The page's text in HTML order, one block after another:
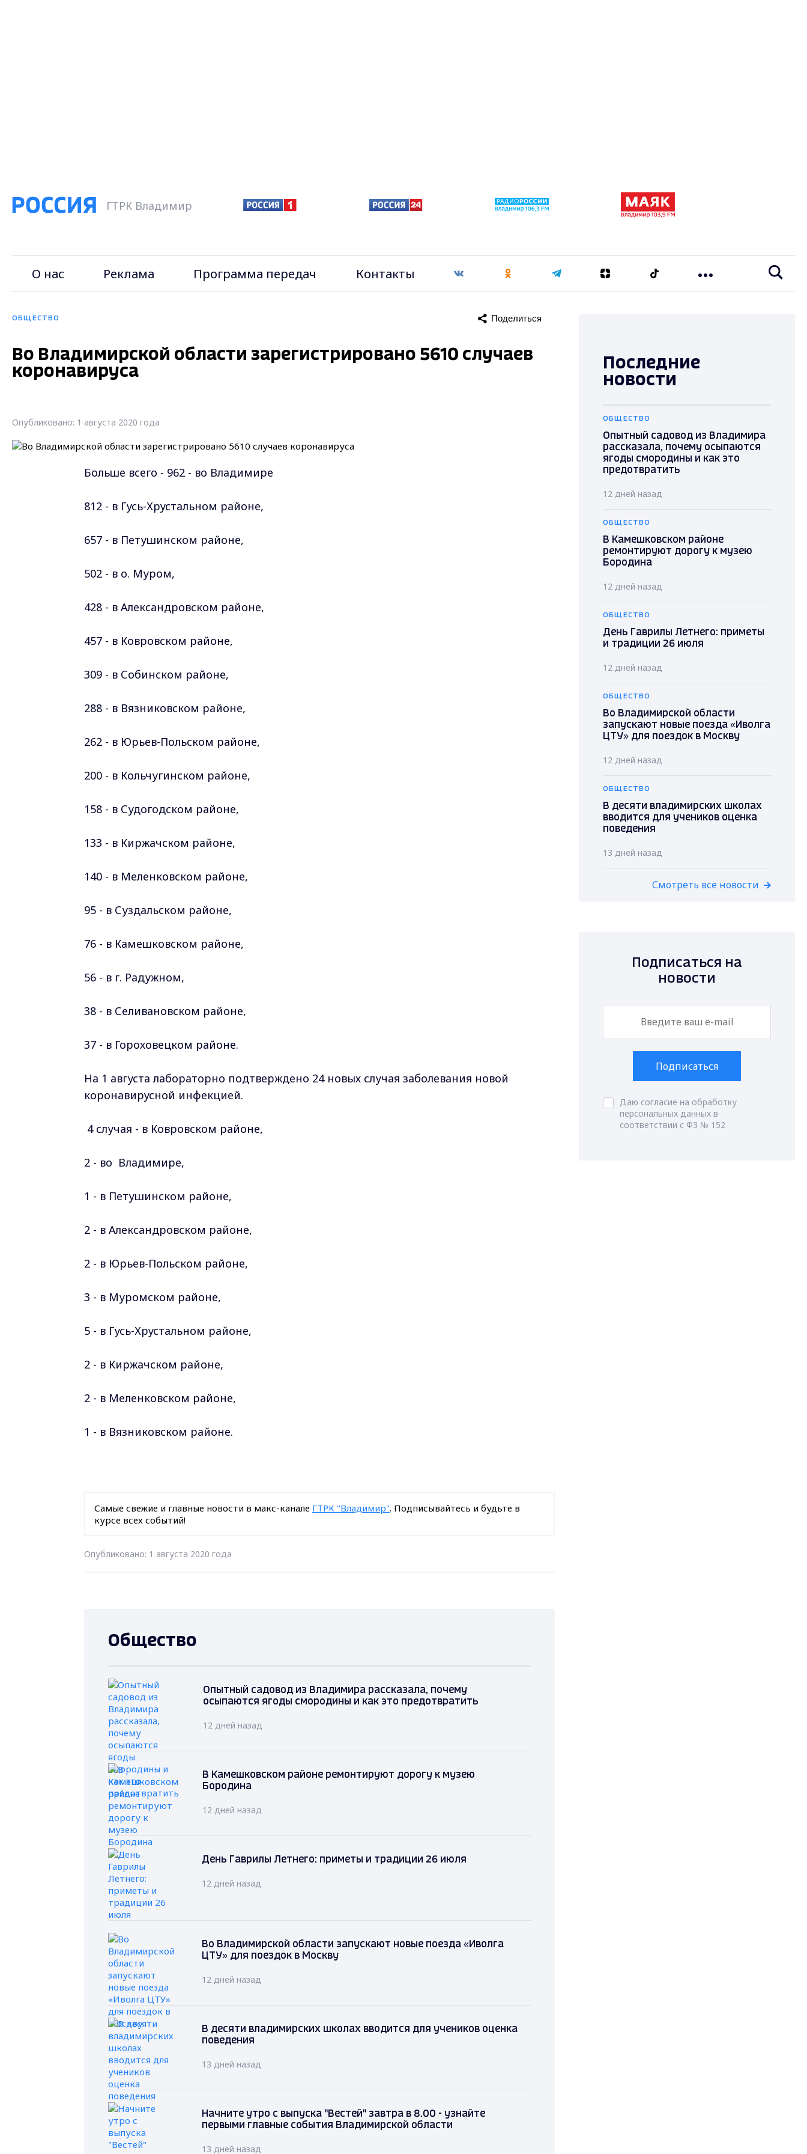
ГТРК Владимир
О нас Реклама Программа передач Контакты
ОБЩЕСТВО Поделиться
Во Владимирской области зарегистрировано 5610 случаев
коронавируса
Опубликовано: 1 августа 2020 года
Больше всего - 962 - во Владимире
812 - в Гусь-Хрустальном районе,
657 - в Петушинском районе,
502 - в о. Муром,
428 - в Александровском районе,
457 - в Ковровском районе,
309 - в Собинском районе,
288 - в Вязниковском районе,
262 - в Юрьев-Польском районе,
200 - в Кольчугинском районе,
158 - в Судогодском районе,
133 - в Киржачском районе,
140 - в Меленковском районе,
95 - в Суздальском районе,
76 - в Камешковском районе,
56 - в г. Радужном,
38 - в Селивановском районе,
37 - в Гороховецком районе.
На 1 августа лабораторно подтверждено 24 новых случая заболевания новой
коронавирусной инфекцией.
4 случая - в Ковровском районе,
2 - во Владимире,
1 - в Петушинском районе,
2 - в Александровском районе,
2 - в Юрьев-Польском районе,
3 - в Муромском районе,
5 - в Гусь-Хрустальном районе,
2 - в Киржачском районе,
2 - в Меленковском районе,
1 - в Вязниковском районе.
Самые свежие и главные новости в макс-канале ГТРК "Владимир". Подписывайтесь и будьте в
курсе всех событий!
Опубликовано: 1 августа 2020 года
Общество
Опытный садовод из Владимира рассказала, почему
осыпаются ягоды смородины и как это предотвратить
12 дней назад
В Камешковском районе ремонтируют дорогу к музею
Бородина
12 дней назад
День Гаврилы Летнего: приметы и традиции 26 июля
12 дней назад
Во Владимирской области запускают новые поезда «Иволга
ЦТУ» для поездок в Москву
12 дней назад
В десяти владимирских школах вводится для учеников оценка
поведения
13 дней назад
Начните утро с выпуска "Вестей" завтра в 8.00 - узнайте
первыми главные события Владимирской области
13 дней назад
Последние
новости
ОБЩЕСТВО
Опытный садовод из Владимира
рассказала, почему осыпаются
ягоды смородины и как это
предотвратить
12 дней назад
ОБЩЕСТВО
В Камешковском районе
ремонтируют дорогу к музею
Бородина
12 дней назад
ОБЩЕСТВО
День Гаврилы Летнего: приметы
и традиции 26 июля
12 дней назад
ОБЩЕСТВО
Во Владимирской области
запускают новые поезда «Иволга
ЦТУ» для поездок в Москву
12 дней назад
ОБЩЕСТВО
В десяти владимирских школах
вводится для учеников оценка
поведения
13 дней назад
Смотреть все новости
Подписаться на
новости
Подписаться
Даю согласие на обработку
персональных данных в
соответствии с ФЗ № 152